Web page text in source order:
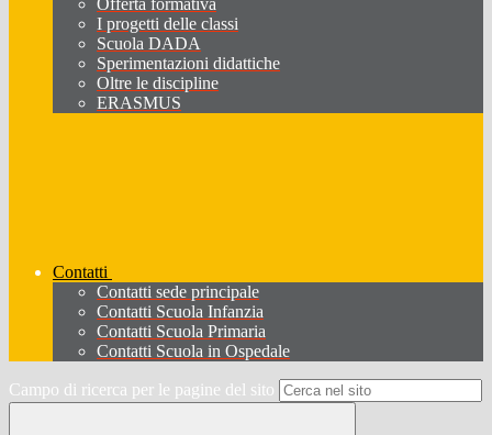
Offerta formativa
I progetti delle classi
Scuola DADA
Sperimentazioni didattiche
Oltre le discipline
ERASMUS
Contatti
Contatti sede principale
Contatti Scuola Infanzia
Contatti Scuola Primaria
Contatti Scuola in Ospedale
Campo di ricerca per le pagine del sito